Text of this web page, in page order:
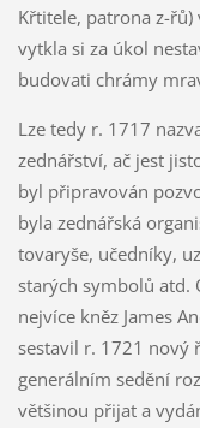
Křtitele, patrona z-
vytkla si za úkol
budovati chrámy
Lze tedy r. 1717
zednářství, ač jest
byl připravován
byla zednářská
tovaryše, učedníky,
starých symbolů atd.
nejvíce kněz James
sestavil r. 1721 nový
generálním sedění
většinou přijat a